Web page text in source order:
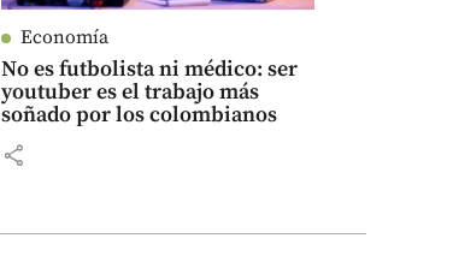
Economía
No es futbolista ni médico: ser
youtuber es el trabajo más
soñado por los colombianos
share